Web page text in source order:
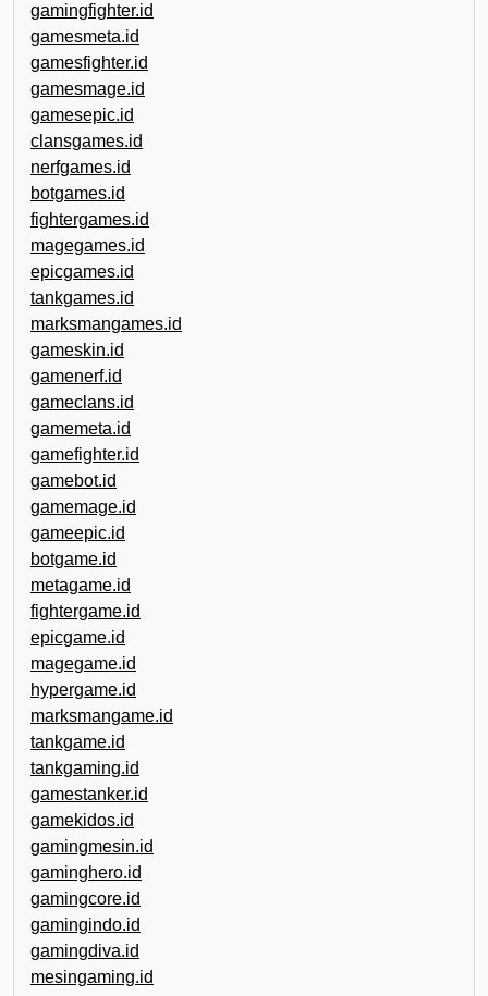
gamingfighter.id
gamesmeta.id
gamesfighter.id
gamesmage.id
gamesepic.id
clansgames.id
nerfgames.id
botgames.id
fightergames.id
magegames.id
epicgames.id
tankgames.id
marksmangames.id
gameskin.id
gamenerf.id
gameclans.id
gamemeta.id
gamefighter.id
gamebot.id
gamemage.id
gameepic.id
botgame.id
metagame.id
fightergame.id
epicgame.id
magegame.id
hypergame.id
marksmangame.id
tankgame.id
tankgaming.id
gamestanker.id
gamekidos.id
gamingmesin.id
gaminghero.id
gamingcore.id
gamingindo.id
gamingdiva.id
mesingaming.id